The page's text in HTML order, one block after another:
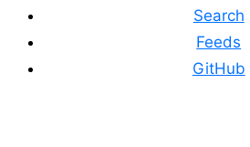
Search
Feeds
GitHub